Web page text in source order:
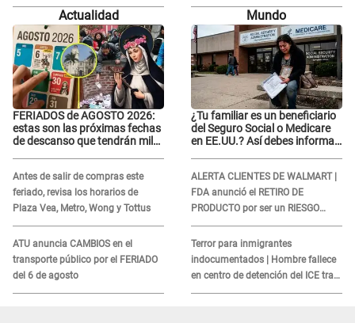
Actualidad
FERIADOS de AGOSTO 2026:
estas son las próximas fechas
de descanso que tendrán miles
Antes de salir de compras este
feriado, revisa los horarios de
Plaza Vea, Metro, Wong y Tottus
ATU anuncia CAMBIOS en el
transporte público por el FERIADO
del 6 de agosto
Mundo
¿Tu familiar es un beneficiario
del Seguro Social o Medicare
en EE.UU.? Así debes informar
ALERTA CLIENTES DE WALMART |
FDA anunció el RETIRO DE
PRODUCTO por ser un RIESGO
MORTAL para consumidores: ¿Cuál
es?
Terror para inmigrantes
indocumentados | Hombre fallece
en centro de detención del ICE tras
sufrir una "emergencia médica"